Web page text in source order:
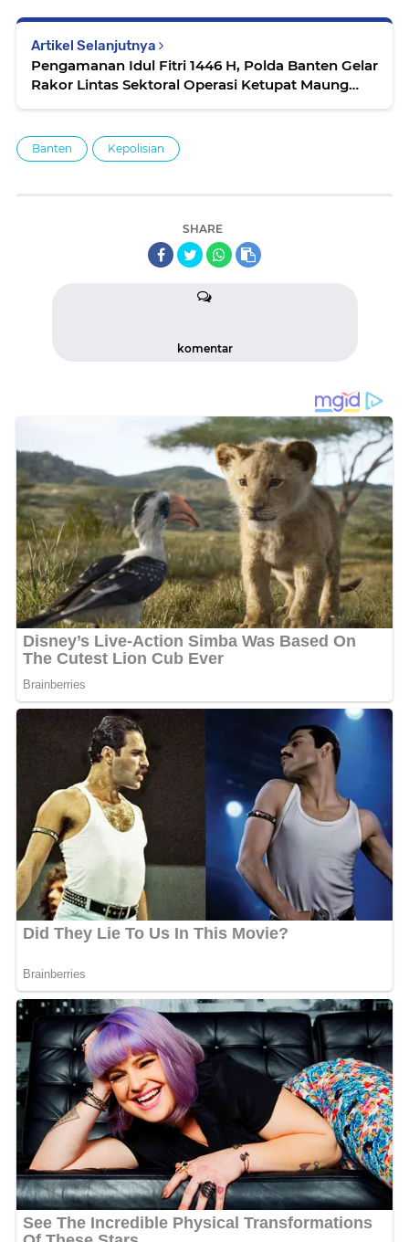
Artikel Selanjutnya
Pengamanan Idul Fitri 1446 H, Polda Banten Gelar
Rakor Lintas Sektoral Operasi Ketupat Maung
Banten Kepolisian
SHARE
komentar